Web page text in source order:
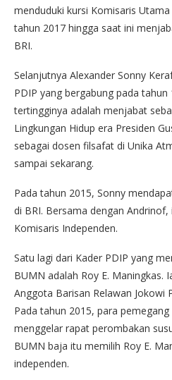
menduduki kursi Komisaris
tahun 2017 hingga saat ini
BRI.
Selanjutnya Alexander Sonny
PDIP yang bergabung pada tahun
tertingginya adalah menjabat
Lingkungan Hidup era Presiden
sebagai dosen filsafat di Unika
sampai sekarang.
Pada tahun 2015, Sonny
di BRI. Bersama dengan
Komisaris Independen.
Satu lagi dari Kader PDIP yang
BUMN adalah Roy E. Maningkas.
Anggota Barisan Relawan Jokowi
Pada tahun 2015, para
menggelar rapat perombakan
BUMN baja itu memilih Roy E.
independen.